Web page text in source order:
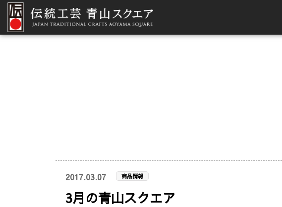
2017.03.07 商品情報
3月の青山スクエア